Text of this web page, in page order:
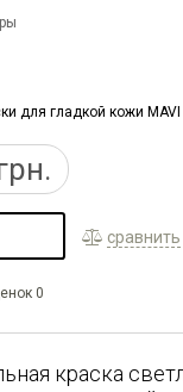
для гладкой кожи
сравнить
0
краска